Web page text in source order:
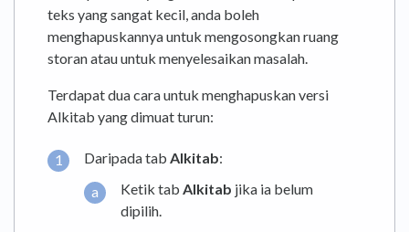
teks yang sangat kecil, anda boleh
menghapuskannya untuk mengosongkan ruang
storan atau untuk menyelesaikan masalah.
Terdapat dua cara untuk menghapuskan versi
Alkitab yang dimuat turun:
Daripada tab Alkitab:
Ketik tab Alkitab jika ia belum
dipilih.